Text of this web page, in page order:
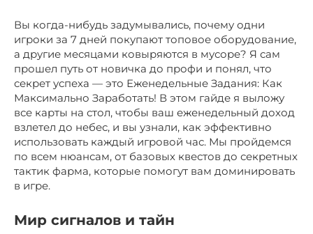
Вы когда-нибудь задумывались, почему одни
игроки за 7 дней покупают топовое оборудование,
а другие месяцами ковыряются в мусоре? Я сам
прошел путь от новичка до профи и понял, что
секрет успеха — это Еженедельные Задания: Как
Максимально Заработать! В этом гайде я выложу
все карты на стол, чтобы ваш еженедельный доход
взлетел до небес, и вы узнали, как эффективно
использовать каждый игровой час. Мы пройдемся
по всем нюансам, от базовых квестов до секретных
тактик фарма, которые помогут вам доминировать
в игре.
Мир сигналов и тайн